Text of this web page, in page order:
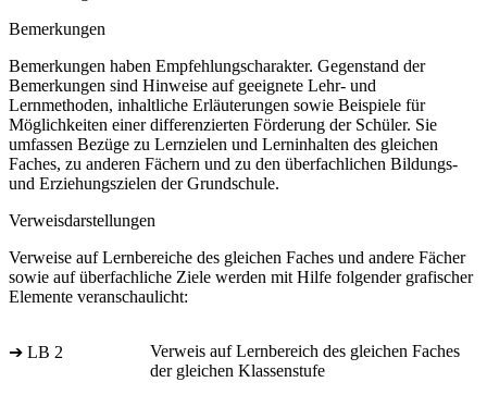
Bemerkungen
Bemerkungen haben Empfehlungscharakter. Gegenstand der
Bemerkungen sind Hinweise auf geeignete Lehr- und
Lernmethoden, inhaltliche Erläuterungen sowie Beispiele für
Möglichkeiten einer differenzierten Förderung der Schüler. Sie
umfassen Bezüge zu Lernzielen und Lerninhalten des gleichen
Faches, zu anderen Fächern und zu den überfachlichen Bildungs-
und Erziehungszielen der Grundschule.
Verweisdarstellungen
Verweise auf Lernbereiche des gleichen Faches und andere Fächer
sowie auf überfachliche Ziele werden mit Hilfe folgender grafischer
Elemente veranschaulicht:
➔ LB 2
Verweis auf Lernbereich des gleichen Faches
der gleichen Klassenstufe